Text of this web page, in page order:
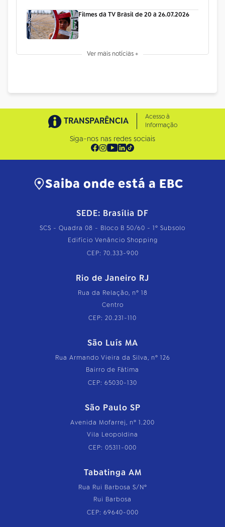
Filmes da TV Brasil de 20 a 26.07.2026
Ver mais notícias +
TRANSPARÊNCIA
Acesso à
Informação
Siga-nos nas redes sociais
Saiba onde está a EBC
SEDE: Brasília DF
SCS - Quadra 08 - Bloco B 50/60 - 1º Subsolo
Edifício Venâncio Shopping
CEP: 70.333-900
Rio de Janeiro RJ
Rua da Relação, nº 18
Centro
CEP: 20.231-110
São Luís MA
Rua Armando Vieira da Silva, nº 126
Bairro de Fátima
CEP: 65030-130
São Paulo SP
Avenida Mofarrej, nº 1.200
Vila Leopoldina
CEP: 05311-000
Tabatinga AM
Rua Rui Barbosa S/Nº
Rui Barbosa
CEP: 69640-000